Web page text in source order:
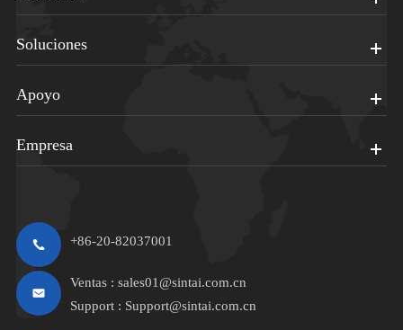
Soluciones
Apoyo
Empresa
+86-20-82037001
Ventas : sales01@sintai.com.cn
Support : Support@sintai.com.cn